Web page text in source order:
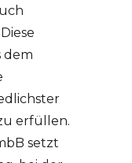
dem
erfüllen.
setzt